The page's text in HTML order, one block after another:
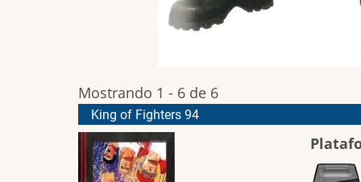
Mostrando 1 - 6 de 6
King of Fighters 94